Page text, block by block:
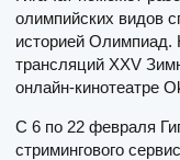
олимпийских видов
историей Олимпиад.
трансляций XXV
онлайн-кинотеатре
С 6 по 22 февраля
стримингового